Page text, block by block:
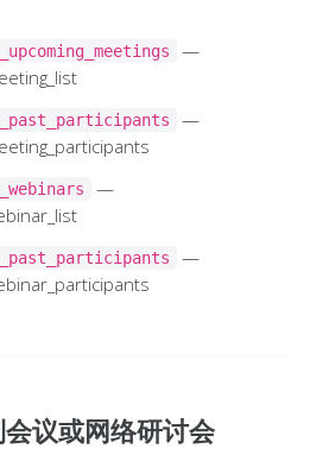
—
—
—
—
议或网络研讨会